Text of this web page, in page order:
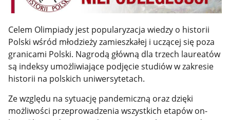
Celem Olimpiady jest popularyzacja wiedzy o historii
Polski wśród młodzieży zamieszkałej i uczącej się poza
granicami Polski. Nagrodą główną dla trzech laureatów
są indeksy umożliwiające podjęcie studiów w zakresie
historii na polskich uniwersytetach.
Ze względu na sytuację pandemiczną oraz dzięki
możliwości przeprowadzenia wszystkich etapów on-